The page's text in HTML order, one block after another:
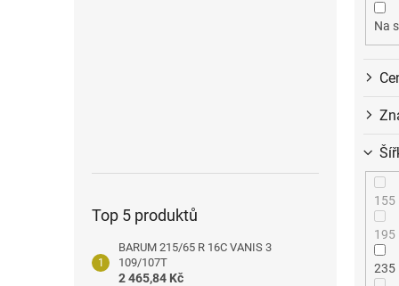
Top 5 produktů
BARUM 215/65 R 16C VANIS 3
109/107T
2 465,84 Kč
Na
155
195
235